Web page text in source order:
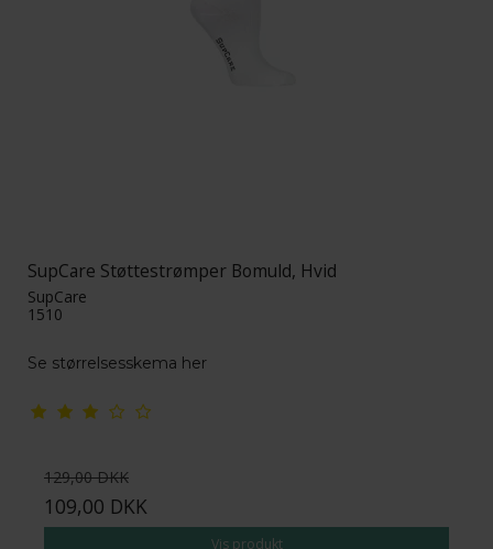
SupCare Støttestrømper Bomuld, Hvid
SupCare
1510
Se størrelsesskema her
129,00 DKK
109,00 DKK
Vis produkt